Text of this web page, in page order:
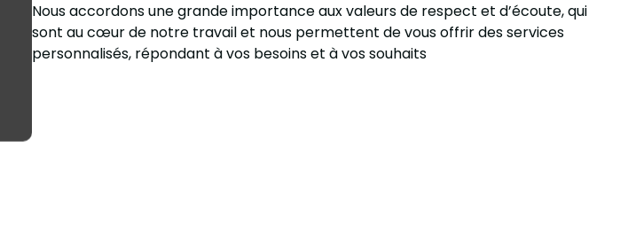
Nous accordons une grande importance aux valeurs de respect et d’écoute, qui
sont au cœur de notre travail et nous permettent de vous offrir des services
personnalisés, répondant à vos besoins et à vos souhaits